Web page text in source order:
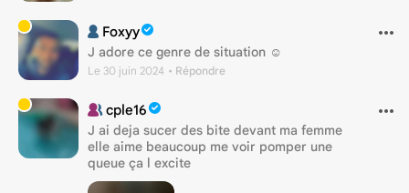
Foxyy
J adore ce genre de situation ☺️
Le 30 juin 2024 • Répondre
cple16
J ai deja sucer des bite devant ma femme
elle aime beaucoup me voir pomper une
queue ça l excite